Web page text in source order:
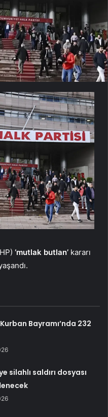
‘mutlak butlan’ kararı
Bayramı’nda 232
silahlı saldırı dosyası